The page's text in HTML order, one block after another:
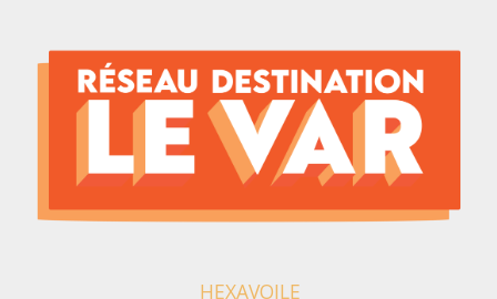
HEXAVOILE